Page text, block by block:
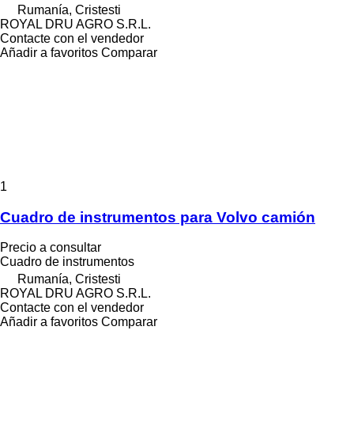
Rumanía, Cristesti
ROYAL DRU AGRO S.R.L.
Contacte con el vendedor
Añadir a favoritos Comparar
1
Cuadro de instrumentos para Volvo camión
Precio a consultar
Cuadro de instrumentos
Rumanía, Cristesti
ROYAL DRU AGRO S.R.L.
Contacte con el vendedor
Añadir a favoritos Comparar